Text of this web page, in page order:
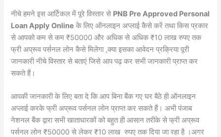
नीचे हमने इस आर्टिकल में पूरे विस्तार से PNB Pre Approved Personal
Loan Apply Online के लिए ऑनलाइन अप्लाई कैसे करें तथा किस प्रकार
से आपको कम से कम ₹50000 और अधिक से अधिक ₹10 लाख रुपए तक
फ्री अप्रूव पर्सनल लोन कैसे मिलेगा ,क्या इसका आवेदन प्रक्रिया पूरी
जानकारी नीचे विस्तार से बताएं जिसे आप पढ़ कर सभी जानकारी प्राप्त कर
सकते हैं।
आपकी जानकारी के लिए बता दे कि आप बिना बैंक गए घर बैठे ही ऑनलाइन
अप्लाई करके फ्री अप्रूव पर्सनल लोन प्राप्त कर सकते हैं। अभी पंजाब
नेशनल बैंक द्वारा सभी खाताधारकों को बहुत ही आसान तरीके से फ्री अप्रूव
पर्सनल लोन ₹50000 से लेकर ₹10 लाख रुपए तक दिया जा रहा है ।अगर